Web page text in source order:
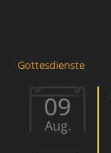
Gottesdienste
09
Aug.